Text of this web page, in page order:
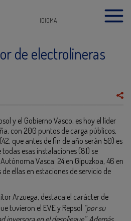
IDIOMA
de electrolineras
y el Gobierno Vasco, es hoy el líder
con 200 puntos de carga públicos,
que antes de fin de año serán 50) es
esas instalaciones (81) se
Vasca: 24 en Gipuzkoa, 46 en
de ellas en estaciones de servicio de
Arzuega, destaca el carácter de
tuvieron el EVE y Repsol “por su
inversora en el despliegue”. Además,